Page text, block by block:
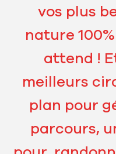
vos plus
nature
attend !
meilleurs
plan pour
parcours,